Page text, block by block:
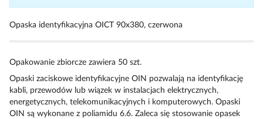
Opaska identyfikacyjna OICT 90x380, czerwona
Opakowanie zbiorcze zawiera 50 szt.
Opaski zaciskowe identyfikacyjne OIN pozwalają na identyfikację
kabli, przewodów lub wiązek w instalacjach elektrycznych,
energetycznych, telekomunikacyjnych i komputerowych. Opaski
OIN są wykonane z poliamidu 6.6. Zaleca się stosowanie opasek